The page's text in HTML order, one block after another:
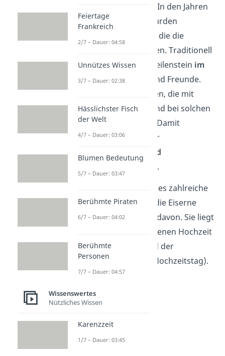
hinweg repräsentiert. In den Jahren
wurden schon viele Hürden
gemeinsam bewältigt, die die
Bindung gestärkt haben. Traditionell
feiern Paare diesen Meilenstein im
Kreise ihrer Familie
und Freunde.
Geschenke oder Gesten, die mit
Eisenzu tun haben, sind bei solchen
Feierlichkeiten üblich. Damit
wünschst du dem Paar
Unverwüstlichkeit und
.
In vielen Kulturen gibt es zahlreiche
Hochzeitsjubiläen
— die Eiserne
Hochzeit ist nur eines davon. Sie liegt
zwischen der Diamantenen Hochzeit
(60. Hochzeitstag) und der
Gnadenhochzeit (70. Hochzeitstag).
Feiertage
Frankreich
2/7 – Dauer: 04:58
Unnützes Wissen
3/7 – Dauer: 02:38
Hässlichster Fisch
der Welt
4/7 – Dauer: 03:06
Blumen Bedeutung
5/7 – Dauer: 03:47
Berühmte Piraten
6/7 – Dauer: 04:02
Berühmte
Personen
7/7 – Dauer: 04:57
Wissenswertes
Nützliches Wissen
Karenzzeit
1/7 – Dauer: 03:45